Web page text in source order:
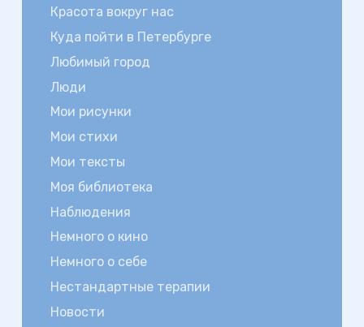
Красота вокруг нас
Куда пойти в Петербурге
Любимый город
Люди
Мои рисунки
Мои стихи
Мои тексты
Моя библиотека
Наблюдения
Немного о кино
Немного о себе
Нестандартные терапии
Новости